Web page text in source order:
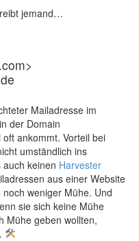
jemand…
Mailadresse im
der Domain
ankommt. Vorteil bei
umständlich ins
keinen Harvester
aus einer Website
weniger Mühe. Und
sie sich keine Mühe
Mühe geben wollten,